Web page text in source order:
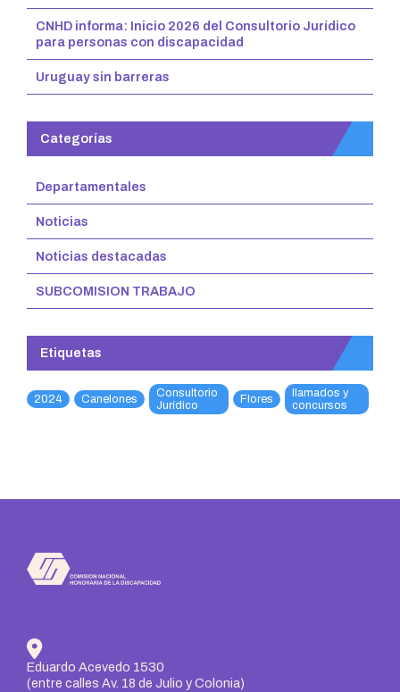
CNHD informa: Inicio 2026 del Consultorio Jurídico
para personas con discapacidad
Uruguay sin barreras
Categorías
Departamentales
Noticias
Noticias destacadas
SUBCOMISION TRABAJO
Etiquetas
2024 Canelones
Consultorio
Jurídico
Flores
llamados y
concursos
Eduardo Acevedo 1530
(entre calles Av. 18 de Julio y Colonia)